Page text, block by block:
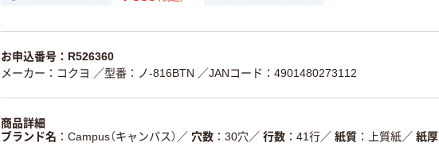
お申込番号：R526360
メーカー：コクヨ ／型番：ノ-816BTN ／JANコード：4901480273112
商品詳細
ブランド名
Campus（キャンパス） ／ 穴数 30穴 ／ 行数 41行／ 紙質 上質紙／ 紙厚